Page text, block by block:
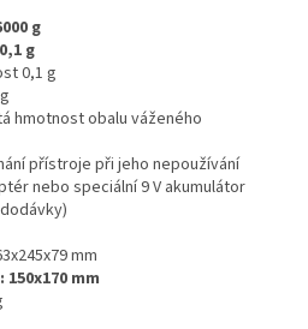
g
g
0,1 g
hmotnost obalu váženého
přístroje při jeho nepoužívání
nebo speciální 9 V akumulátor
mm
mm